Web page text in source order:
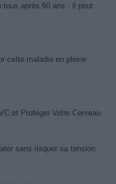
tous après 60 ans : il peut
cette maladie en pleine
et Protéger Votre Cerveau
sans risquer sa tension